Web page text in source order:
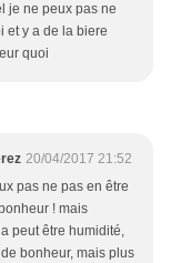
je ne peux pas ne
et y a de la biere
quoi
20/04/2017 21:52
pas ne pas en être
! mais
peut être humidité,
bonheur, mais plus